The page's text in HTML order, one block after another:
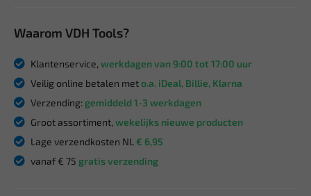
Waarom VDH Tools?
Klantenservice, werkdagen van 9:00 tot 17:00 uur
Veilig online betalen meto.a. iDeal, Billie, Klarna
Verzending: gemiddeld 1-3 werkdagen
Groot assortiment, wekelijks nieuwe producten
Lage verzendkosten NL € 6,95
vanaf € 75 gratis verzending